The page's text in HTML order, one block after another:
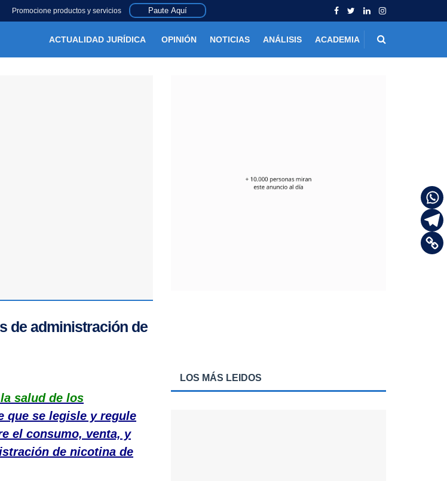
Promocione productos y servicios Paute Aquí
ACTUALIDAD JURÍDICA OPINIÓN NOTICIAS ANÁLISIS ACADEMIA
de administración de
salud de los
que se legisle y regule
el consumo, venta, y
de nicotina de
LOS MÁS LEIDOS